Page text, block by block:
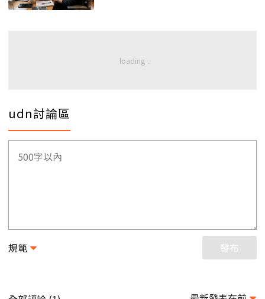
udn討論區
規範 發布